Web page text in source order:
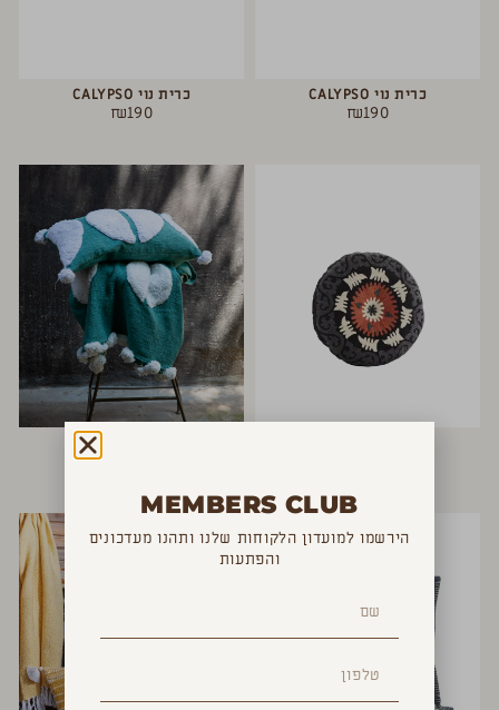
כרית נוי CALYPSO
₪190
כרית נוי CALYPSO
₪190
כרית פוני ירוקה
MEMBERS CLUB
הירשמו למועדון הלקוחות שלנו ותהנו מעדכונים
והפתעות